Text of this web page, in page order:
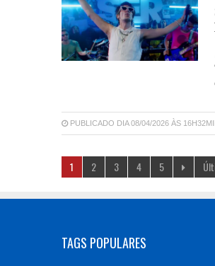
PUBLICADO DIA 08/04/2026 ÀS
1 2 3 4 5
TAGS POPULARES